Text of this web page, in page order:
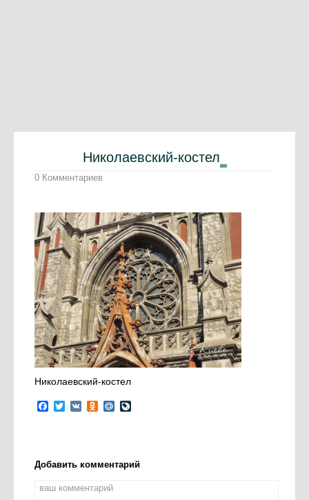
Николаевский-костел
0 Комментариев
Николаевский-костел
Facebook
Twitter
VK Odnoklassniki
Mail.Ru
Добавить комментарий